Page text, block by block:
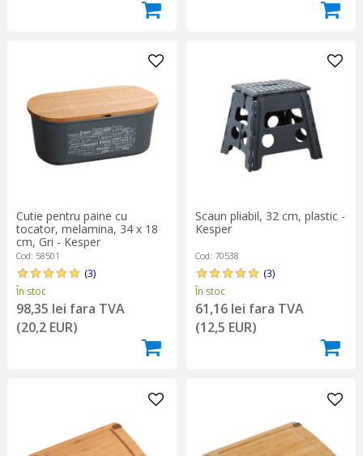
Cutie pentru paine cu
tocator, melamina, 34 x 18
cm, Gri - Kesper
Cod: 58501
(3)
În stoc
98,35 lei fara TVA
(20,2 EUR)
Scaun pliabil, 32 cm, plastic -
Kesper
Cod: 70538
(3)
În stoc
61,16 lei fara TVA
(12,5 EUR)